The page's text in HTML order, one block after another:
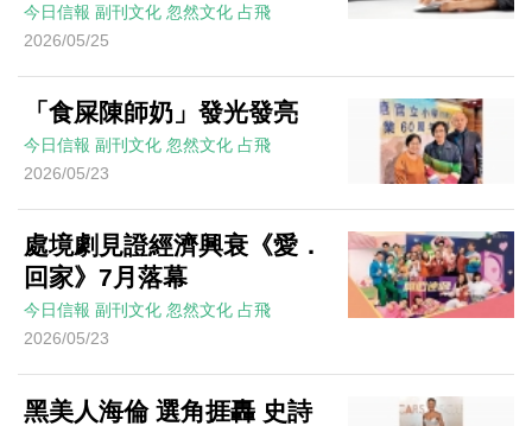
今日信報 副刊文化 忽然文化 占飛
2026/05/25
「食屎陳師奶」發光發亮
今日信報 副刊文化 忽然文化 占飛
2026/05/23
處境劇見證經濟興衰《愛．
回家》7月落幕
今日信報 副刊文化 忽然文化 占飛
2026/05/23
黑美人海倫 選角捱轟 史詩